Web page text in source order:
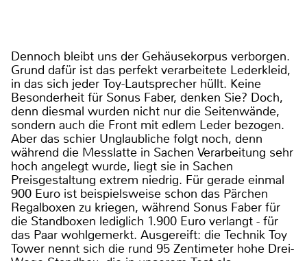
Dennoch bleibt uns der Gehäusekorpus verborgen.
Grund dafür ist das perfekt verarbeitete Lederkleid,
in das sich jeder Toy-Lautsprecher hüllt. Keine
Besonderheit für Sonus Faber, denken Sie? Doch,
denn diesmal wurden nicht nur die Seitenwände,
sondern auch die Front mit edlem Leder bezogen.
Aber das schier Unglaubliche folgt noch, denn
während die Messlatte in Sachen Verarbeitung sehr
hoch angelegt wurde, liegt sie in Sachen
Preisgestaltung extrem niedrig. Für gerade einmal
900 Euro ist beispielsweise schon das Pärchen
Regalboxen zu kriegen, während Sonus Faber für
die Standboxen lediglich 1.900 Euro verlangt - für
das Paar wohlgemerkt. Ausgereift: die Technik Toy
Tower nennt sich die rund 95 Zentimeter hohe Drei-